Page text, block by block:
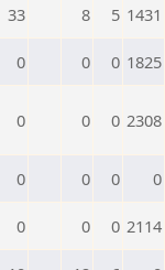
33 8 5 1431
0 0 0 1825
0 0 0 2308
0 0 0 0
0 0 0 2114